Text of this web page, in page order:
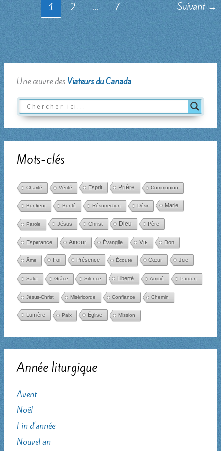
1 2 … 7 Suivant →
Une œuvre des Viateurs du Canada.
Mots-clés
Charité Vérité Esprit Prière Communion
Bonheur Bonté Résurrection Désir Marie
Parole Jésus Christ Dieu Père
Espérance Amour Évangile Vie Don
Âme Foi Présence Écoute Cœur Joie
Salut Grâce Silence Liberté Amitié Pardon
Jésus-Christ Miséricorde Confiance Chemin
Lumière Paix Église Mission
Année liturgique
Avent
Noël
Fin d'année
Nouvel an